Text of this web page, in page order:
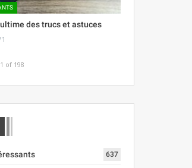
des trucs et astuces
1 of 198
637